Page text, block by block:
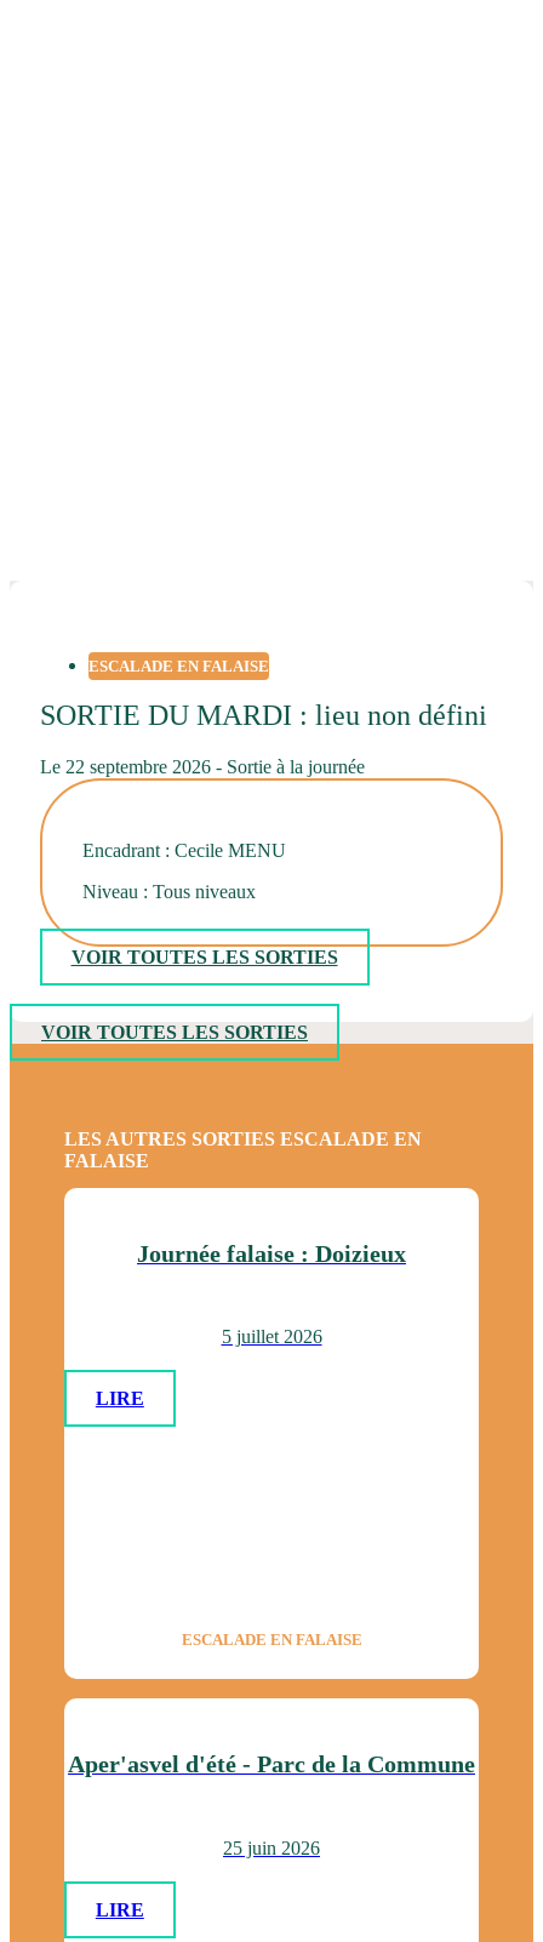
ESCALADE EN FALAISE
SORTIE DU MARDI : lieu non défini
Le 22 septembre 2026 - Sortie à la journée
Encadrant : Cecile MENU
Niveau : Tous niveaux
VOIR TOUTES LES SORTIES
VOIR TOUTES LES SORTIES
LES AUTRES SORTIES ESCALADE EN
FALAISE
Journée falaise : Doizieux
5 juillet 2026
LIRE
ESCALADE EN FALAISE
Aper'asvel d'été - Parc de la Commune
25 juin 2026
LIRE